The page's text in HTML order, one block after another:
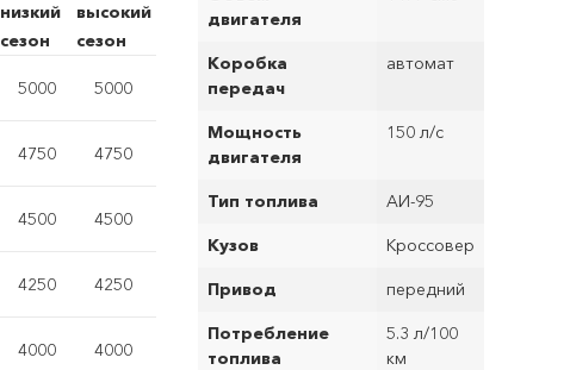
низкий
сезон
высокий
сезон
5000 5000
4750 4750
4500 4500
4250 4250
4000 4000
двигателя
Коробка
передач
автомат
Мощность
двигателя
150 л/с
Тип топлива АИ-95
Кузов Кроссовер
Привод передний
Потребление
топлива
5.3 л/100
км